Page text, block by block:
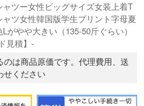
ツー女性ビッグサイズ女装上着T
ツ女性韓国版学生プリント字母夏
がやや大きい（135-50斤ぐらい）
見積】-
のは商品原価です。代理費用、送
せください